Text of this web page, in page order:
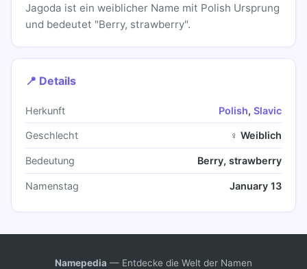
Jagoda ist ein weiblicher Name mit Polish Ursprung
und bedeutet "Berry, strawberry".
📍 Details
Herkunft Polish, Slavic
Geschlecht ♀ Weiblich
Bedeutung Berry, strawberry
Namenstag January 13
Namepedia — Entdecke die Welt der Namen